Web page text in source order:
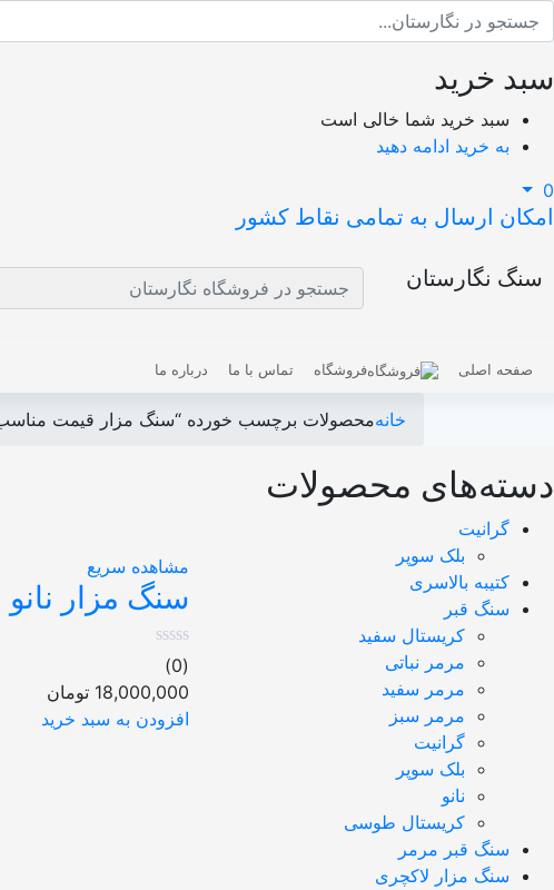
سبد خرید
سبد خرید شما خالی است
به خرید ادامه دهید
0
امکان ارسال به تمامی نقاط کشور
سنگ نگارستان
صفحه اصلی فروشگاه تماس با ما درباره ما
خانهمحصولات برچسب خورده “سنگ مزار قیمت مناسب
دسته‌های محصولات
گرانیت
بلک سوپر
کتیبه بالاسری
سنگ قبر
کریستال سفید
مرمر نباتی
مرمر سفید
مرمر سبز
گرانیت
بلک سوپر
نانو
کریستال طوسی
سنگ قبر مرمر
سنگ مزار لاکچری
مشاهده سریع
سنگ مزار نانو
(0)
18,000,000 تومان
افزودن به سبد خرید